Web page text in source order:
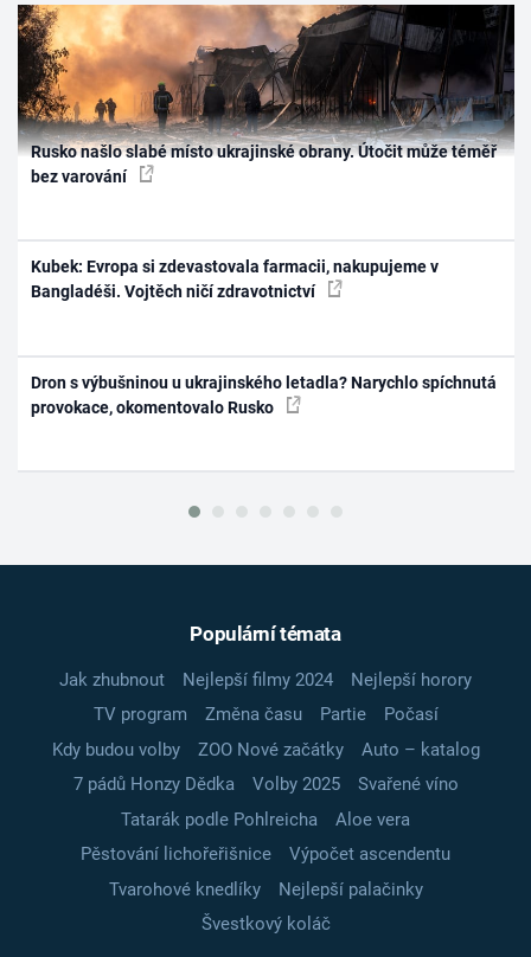
Rusko našlo slabé místo ukrajinské obrany. Útočit může téměř
bez varování
Kubek: Evropa si zdevastovala farmacii, nakupujeme v
Bangladéši. Vojtěch ničí zdravotnictví
Dron s výbušninou u ukrajinského letadla? Narychlo spíchnutá
provokace, okomentovalo Rusko
Populární témata
Jak zhubnout Nejlepší filmy 2024
Nejlepší horory
TV program
Změna času Partie
Počasí
Kdy budou volby
ZOO Nové začátky
Auto – katalog
7 pádů Honzy Dědka
Volby 2025
Svařené víno
Tatarák podle Pohlreicha
Aloe vera
Pěstování lichořeřišnice
Výpočet ascendentu
Tvarohové knedlíky
Nejlepší palačinky
Švestkový koláč